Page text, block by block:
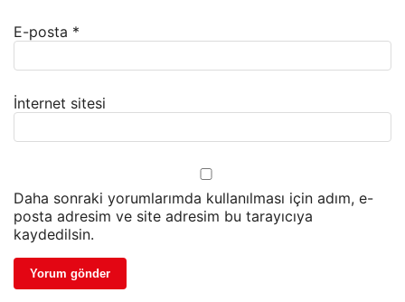
E-posta *
İnternet sitesi
Daha sonraki yorumlarımda kullanılması için adım, e-
posta adresim ve site adresim bu tarayıcıya
kaydedilsin.